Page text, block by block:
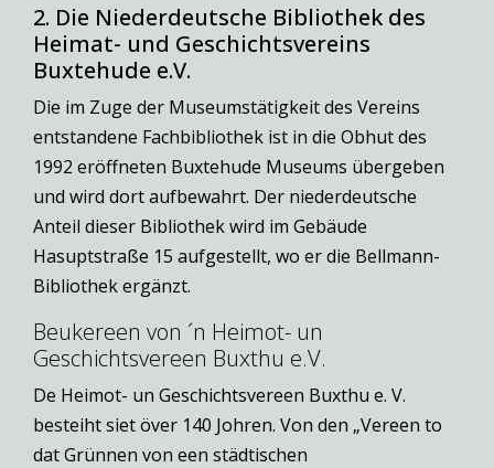
2. Die Niederdeutsche Bibliothek des
Heimat- und Geschichtsvereins
Buxtehude e.V.
Die im Zuge der Museumstätigkeit des Vereins
entstandene Fachbibliothek ist in die Obhut des
1992 eröffneten Buxtehude Museums übergeben
und wird dort aufbewahrt. Der niederdeutsche
Anteil dieser Bibliothek wird im Gebäude
Hasuptstraße 15 aufgestellt, wo er die Bellmann-
Bibliothek ergänzt.
Beukereen von ´n Heimot- un
Geschichtsvereen Buxthu e.V.
De Heimot- un Geschichtsvereen Buxthu e. V.
besteiht siet över 140 Johren. Von den „Vereen to
dat Grünnen von een städtischen